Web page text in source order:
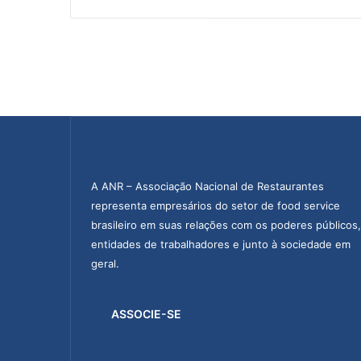
A ANR – Associação Nacional de Restaurantes
representa empresários do setor de food service
brasileiro em suas relações com os poderes públicos,
entidades de trabalhadores e junto à sociedade em
geral.
ASSOCIE-SE